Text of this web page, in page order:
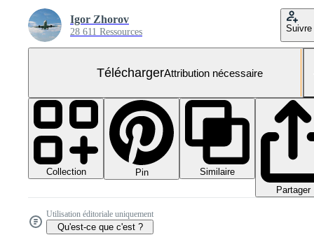
Igor Zhorov
28 611 Ressources Suivre
TéléchargerAttribution nécessaire
Collection Pin
Similaire
Partager
Utilisation éditoriale uniquement
Qu'est-ce que c'est ?